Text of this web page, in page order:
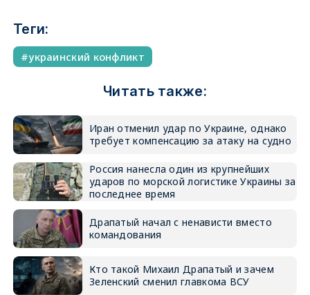
Теги:
украинский конфликт
Читать также:
Иран отменил удар по Украине, однако
требует компенсацию за атаку на судно
Россия нанесла один из крупнейших
ударов по морской логистике Украины за
последнее время
Драпатый начал с ненависти вместо
командования
Кто такой Михаил Драпатый и зачем
Зеленский сменил главкома ВСУ